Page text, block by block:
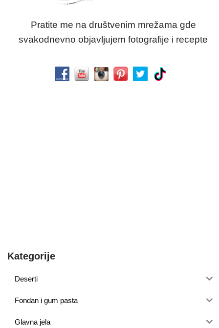
Pratite me na društvenim mrežama gde
svakodnevno objavljujem fotografije i recepte
Kategorije
Deserti
Fondan i gum pasta
Glavna jela